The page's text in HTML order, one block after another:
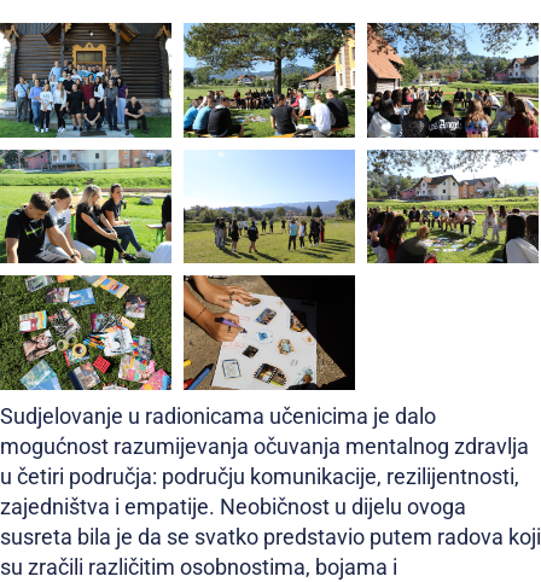
Sudjelovanje u radionicama učenicima je dalo
mogućnost razumijevanja očuvanja mentalnog zdravlja
u četiri područja: području komunikacije, rezilijentnosti,
zajedništva i empatije. Neobičnost u dijelu ovoga
susreta bila je da se svatko predstavio putem radova koji
su zračili različitim osobnostima, bojama i